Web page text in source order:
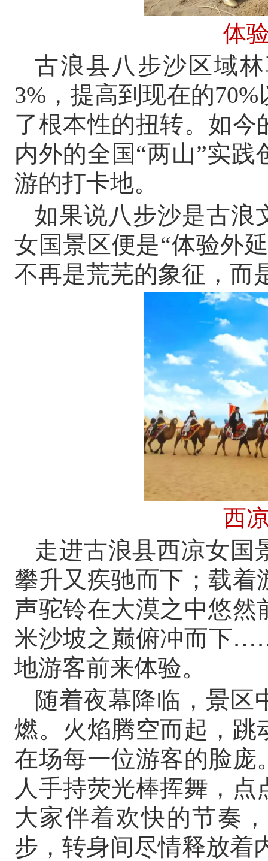
体
古浪县八步沙区域
3%，提高到现在的
了根本性的扭转。如
内外的全国“两山”实
游的打卡地。
如果说八步沙是古浪
女国景区便是“体验外
不再是荒芜的象征，而
西
走进古浪县西凉女国
攀升又疾驰而下；载着
声驼铃在大漠之中悠
米沙坡之巅俯冲而下
地游客前来体验。
随着夜幕降临，景区
燃。火焰腾空而起，跳
在场每一位游客的脸庞
人手持荧光棒挥舞，
大家伴着欢快的节奏
步，转身间尽情释放着